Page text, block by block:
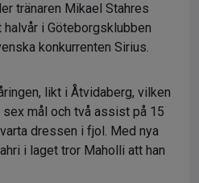
tränaren Mikael Stahres
i Göteborgsklubben
konkurrenten Sirius.
likt i Åtvidaberg, vilken
mål och två assist på 15
dressen i fjol. Med nya
i laget tror Maholli att han